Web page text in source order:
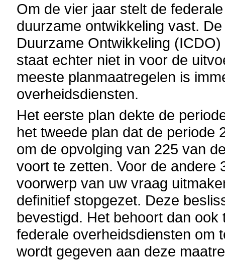
Om de vier jaar stelt de
duurzame ontwikkeling vast.
Duurzame Ontwikkeling
staat echter niet in voor de
meeste planmaatregelen is
overheidsdiensten.
Het eerste plan dekte de
het tweede plan dat de periode
om de opvolging van 225 van
voort te zetten. Voor de andere
voorwerp van uw vraag
definitief stopgezet. Deze
bevestigd. Het behoort dan
federale overheidsdiensten om
wordt gegeven aan deze